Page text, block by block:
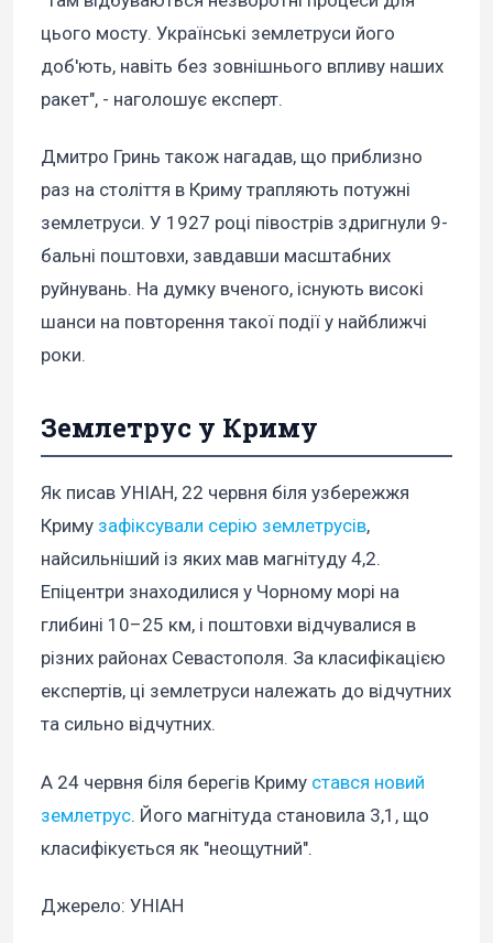
цього мосту. Українські землетруси його
доб'ють, навіть без зовнішнього впливу наших
ракет", - наголошує експерт.
Дмитро Гринь також нагадав, що приблизно
раз на століття в Криму трапляють потужні
землетруси. У 1927 році півострів здригнули 9-
бальні поштовхи, завдавши масштабних
руйнувань. На думку вченого, існують високі
шанси на повторення такої події у найближчі
роки.
Землетрус у Криму
Як писав УНІАН, 22 червня біля узбережжя
Криму зафіксували серію землетрусів,
найсильніший із яких мав магнітуду 4,2.
Епіцентри знаходилися у Чорному морі на
глибині 10–25 км, і поштовхи відчувалися в
різних районах Севастополя. За класифікацією
експертів, ці землетруси належать до відчутних
та сильно відчутних.
А 24 червня біля берегів Криму стався новий
землетрус. Його магнітуда становила 3,1, що
класифікується як "неощутний".
Джерело: УНІАН